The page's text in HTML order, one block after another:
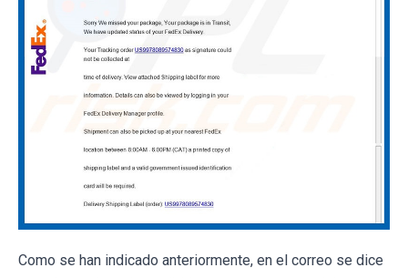
Como se han indicado anteriormente, en el correo se dice